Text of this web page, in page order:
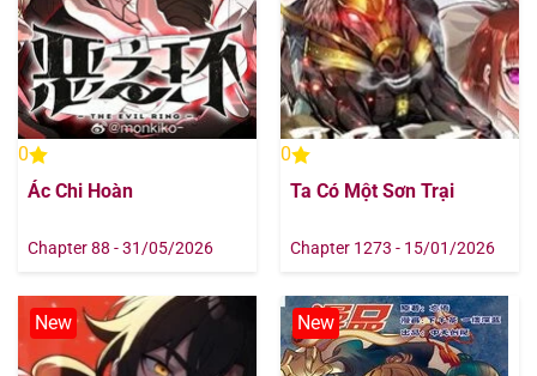
0
Ác Chi Hoàn
Chapter 88 - 31/05/2026
0
Ta Có Một Sơn Trại
Chapter 1273 - 15/01/2026
New New